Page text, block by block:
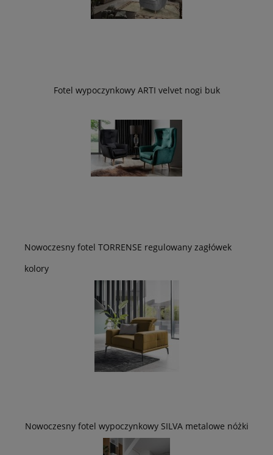
Fotel wypoczynkowy ARTI velvet nogi buk
Nowoczesny fotel TORRENSE regulowany zagłówek
kolory
Nowoczesny fotel wypoczynkowy SILVA metalowe nóżki